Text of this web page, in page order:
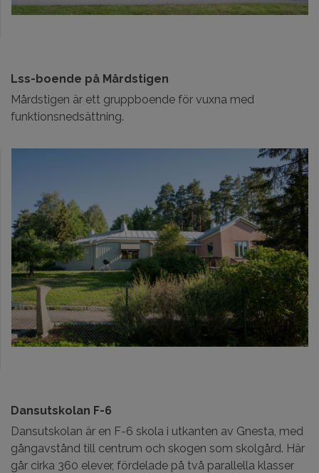
Lss-boende på Mårdstigen
Mårdstigen är ett gruppboende för vuxna med
funktionsnedsättning.
Dansutskolan F-6
Dansutskolan är en F-6 skola i utkanten av Gnesta, med
gångavstånd till centrum och skogen som skolgård. Här
går cirka 360 elever, fördelade på två parallella klasser